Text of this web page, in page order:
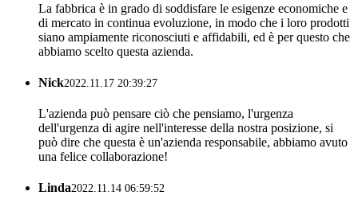
La fabbrica è in grado di soddisfare le esigenze economiche e
di mercato in continua evoluzione, in modo che i loro prodotti
siano ampiamente riconosciuti e affidabili, ed è per questo che
abbiamo scelto questa azienda.
Nick2022.11.17 20:39:27
L'azienda può pensare ciò che pensiamo, l'urgenza
dell'urgenza di agire nell'interesse della nostra posizione, si
può dire che questa è un'azienda responsabile, abbiamo avuto
una felice collaborazione!
Linda2022.11.14 06:59:52